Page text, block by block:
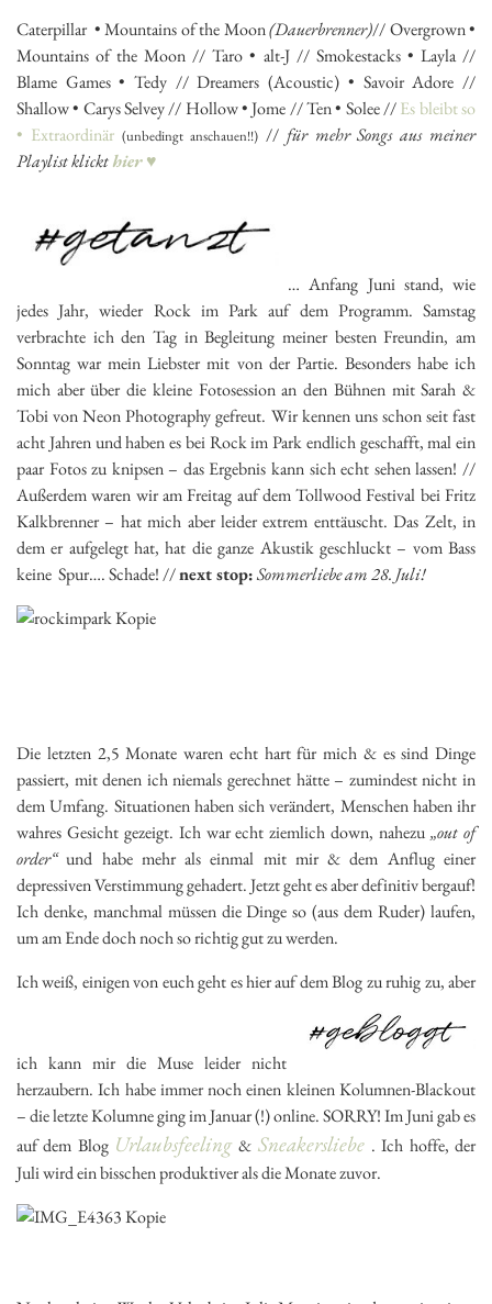
Caterpillar • Mountains of the Moon(Dauerbrenner)// Overgrown •
Mountains of the Moon // Taro • alt-J // Smokestacks • Layla //
Blame Games • Tedy // Dreamers (Acoustic) • Savoir Adore //
Shallow • Carys Selvey // Hollow • Jome // Ten • Solee //Es bleibt so
• Extraordinär (unbedingt anschauen!!) // für mehr Songs aus meiner
Playlist klickthier ♥
… Anfang Juni stand, wie
jedes Jahr, wieder Rock im Park auf dem Programm. Samstag
verbrachte ich den Tag in Begleitung meiner besten Freundin, am
Sonntag war mein Liebster mit von der Partie. Besonders habe ich
mich aber über die kleine Fotosession an den Bühnen mit Sarah &
Tobi von Neon Photography gefreut. Wir kennen uns schon seit fast
acht Jahren und haben es bei Rock im Park endlich geschafft, mal ein
paar Fotos zu knipsen – das Ergebnis kann sich echt sehen lassen! //
Außerdem waren wir am Freitag auf dem Tollwood Festival bei Fritz
Kalkbrenner – hat mich aber leider extrem enttäuscht. Das Zelt, in
dem er aufgelegt hat, hat die ganze Akustik geschluckt – vom Bass
keine Spur…. Schade! //next stop:Sommerliebe am 28. Juli!
Die letzten 2,5 Monate waren echt hart für mich & es sind Dinge
passiert, mit denen ich niemals gerechnet hätte – zumindest nicht in
dem Umfang. Situationen haben sich verändert, Menschen haben ihr
wahres Gesicht gezeigt. Ich war echt ziemlich down, nahezu„out of
order“und habe mehr als einmal mit mir & dem Anflug einer
depressiven Verstimmung gehadert. Jetzt geht es aber definitiv bergauf!
Ich denke, manchmal müssen die Dinge so (aus dem Ruder) laufen,
um am Ende doch noch so richtig gut zu werden.
Ich weiß, einigen von euch geht es hier auf dem Blog zu ruhig zu, aber
ich kann mir die Muse leider nicht
herzaubern. Ich habe immer noch einen kleinen Kolumnen-Blackout
– die letzte Kolumne ging im Januar (!) online. SORRY! Im Juni gab es
auf dem Blog Urlaubsfeeling &Sneakersliebe . Ich hoffe, der
Juli wird ein bisschen produktiver als die Monate zuvor.